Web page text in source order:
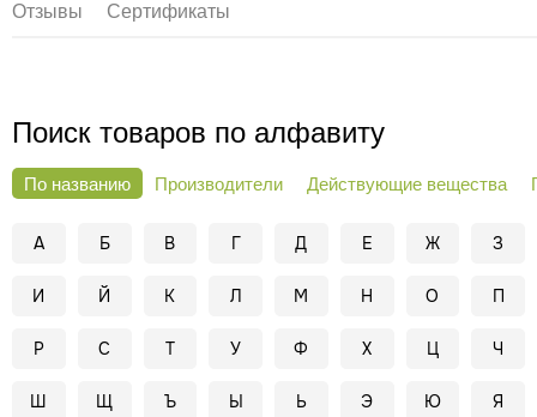
Отзывы Сертификаты
Поиск товаров по алфавиту
По названию Производители Действующие вещества
А Б В Г Д Е Ж З
И Й К Л М Н О П
Р С Т У Ф Х Ц Ч
Ш Щ Ъ Ы Ь Э Ю Я